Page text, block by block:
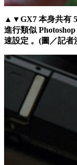
▲▼GX7 本身共有
進行類似
速設定 。(圖／記者